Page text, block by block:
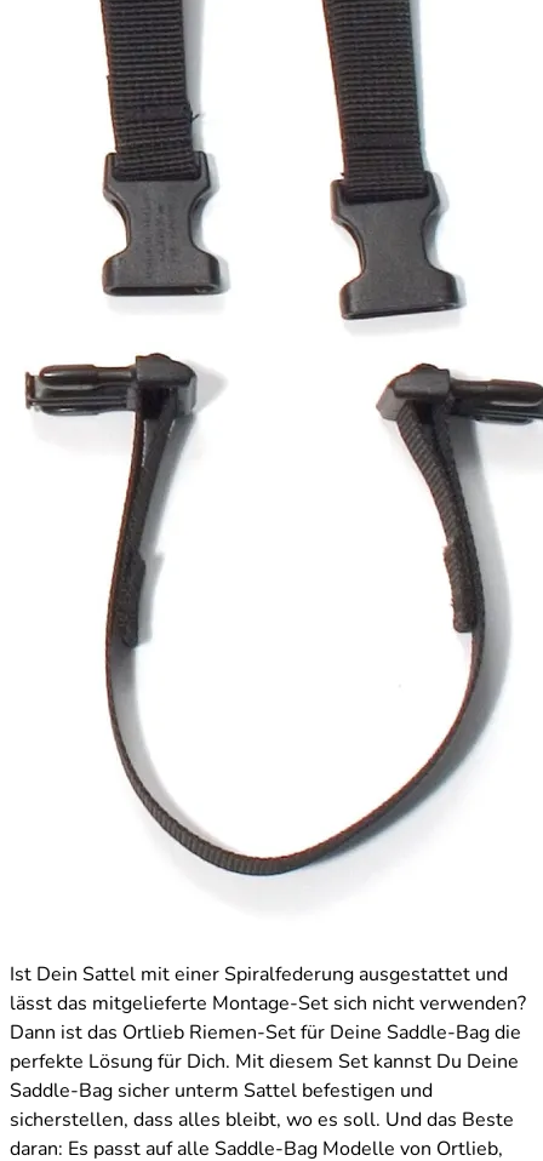
Ist Dein Sattel mit einer Spiralfederung ausgestattet und
lässt das mitgelieferte Montage-Set sich nicht verwenden?
Dann ist das Ortlieb Riemen-Set für Deine Saddle-Bag die
perfekte Lösung für Dich. Mit diesem Set kannst Du Deine
Saddle-Bag sicher unterm Sattel befestigen und
sicherstellen, dass alles bleibt, wo es soll. Und das Beste
daran: Es passt auf alle Saddle-Bag Modelle von Ortlieb,